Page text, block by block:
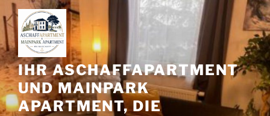
Zum
Inhalt
springen
IHR ASCHAFFAPARTMENT
UND MAINPARK
APARTMENT, DIE